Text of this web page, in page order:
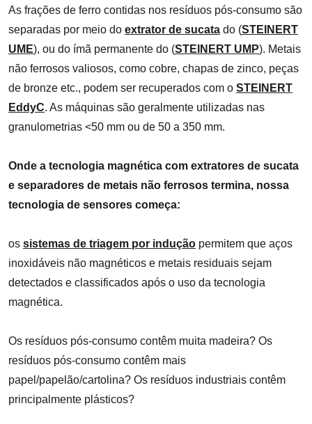
As frações de ferro contidas nos resíduos pós-consumo são
separadas por meio do extrator de sucata do (STEINERT
UME), ou do ímã permanente do (STEINERT UMP). Metais
não ferrosos valiosos, como cobre, chapas de zinco, peças
de bronze etc., podem ser recuperados com o STEINERT
EddyC. As máquinas são geralmente utilizadas nas
granulometrias <50 mm ou de 50 a 350 mm.
Onde a tecnologia magnética com extratores de sucata
e separadores de metais não ferrosos termina, nossa
tecnologia de sensores começa:
os sistemas de triagem por indução permitem que aços
inoxidáveis não magnéticos e metais residuais sejam
detectados e classificados após o uso da tecnologia
magnética.
Os resíduos pós-consumo contêm muita madeira? Os
resíduos pós-consumo contêm mais
papel/papelão/cartolina? Os resíduos industriais contêm
principalmente plásticos?